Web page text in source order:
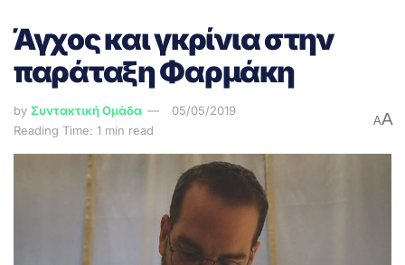
Άγχος και γκρίνια στην
παράταξη Φαρμάκη
by Συντακτική Ομάδα
05/05/2019
Reading Time: 1 min read
AA